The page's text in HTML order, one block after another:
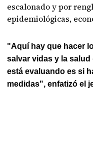
escalonado y por
epidemiológicas,
"Aquí hay que hacer
salvar vidas y la
está evaluando es si
medidas", enfatizó el